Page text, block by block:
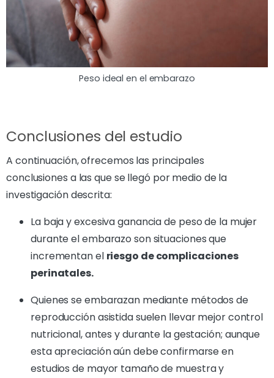
Peso ideal en el embarazo
Conclusiones del estudio
A continuación, ofrecemos las principales
conclusiones a las que se llegó por medio de la
investigación descrita:
La baja y excesiva ganancia de peso de la mujer
durante el embarazo son situaciones que
incrementan el riesgo de complicaciones
perinatales.
Quienes se embarazan mediante métodos de
reproducción asistida suelen llevar mejor control
nutricional, antes y durante la gestación; aunque
esta apreciación aún debe confirmarse en
estudios de mayor tamaño de muestra y